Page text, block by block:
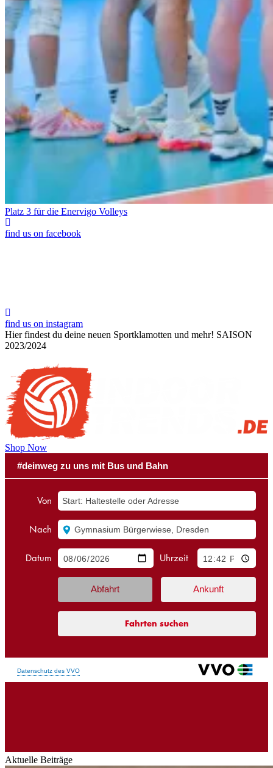
Platz 3 für die Enervigo Volleys
find us on facebook
find us on instagram
Hier findest du deine neuen Sportklamotten und mehr! SAISON
2023/2024
Shop Now
Aktuelle Beiträge